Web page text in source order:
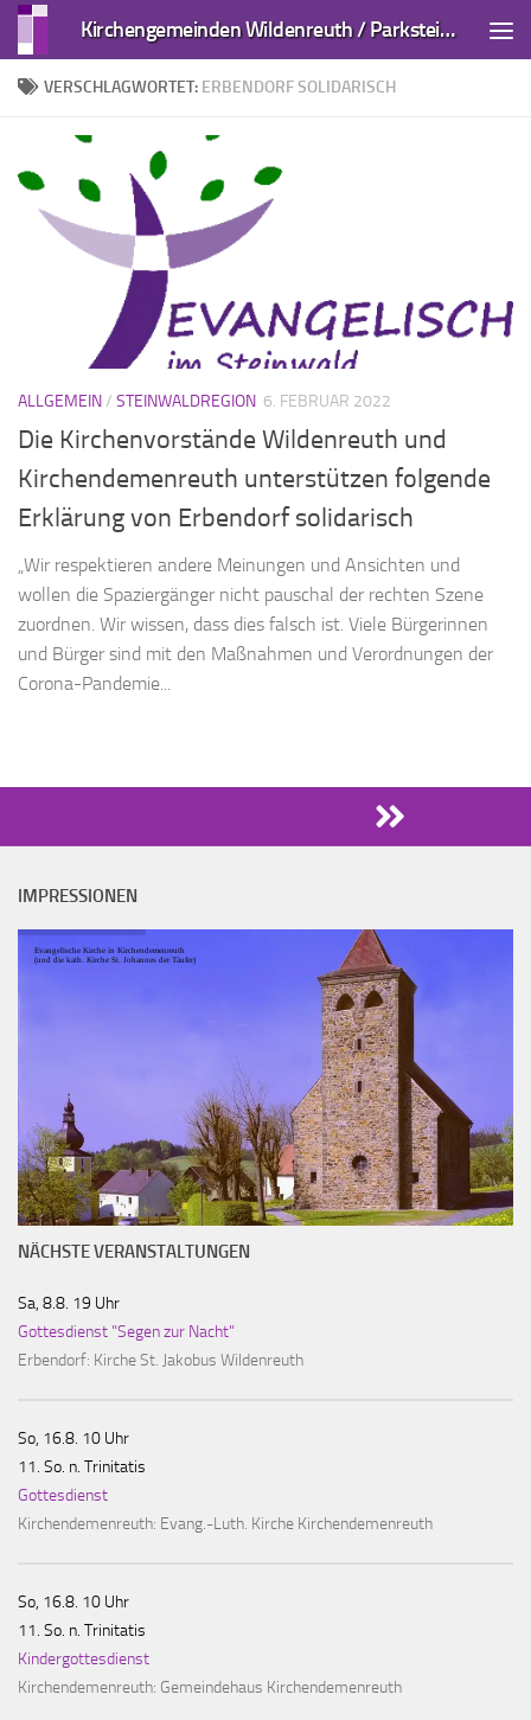
Zum Inhalt springen Kirchengemeinden Wildenreuth / Parkstein und Kirchendemenreuth
VERSCHLAGWORTET: ERBENDORF SOLIDARISCH
ALLGEMEIN/ STEINWALDREGION 6. FEBRUAR 2022
Die Kirchenvorstände Wildenreuth und
Kirchendemenreuth unterstützen folgende
Erklärung von Erbendorf solidarisch
„Wir respektieren andere Meinungen und Ansichten und
wollen die Spaziergänger nicht pauschal der rechten Szene
zuordnen. Wir wissen, dass dies falsch ist. Viele Bürgerinnen
und Bürger sind mit den Maßnahmen und Verordnungen der
Corona-Pandemie...
IMPRESSIONEN
Evangelische Kirche in Kirchendemenreuth
(und die kath. Kirche St. Johannes der Täufer)
NÄCHSTE VERANSTALTUNGEN
Sa, 8.8. 19 Uhr
Gottesdienst "Segen zur Nacht"
Erbendorf: Kirche St. Jakobus Wildenreuth
So, 16.8. 10 Uhr
11. So. n. Trinitatis
Gottesdienst
Kirchendemenreuth: Evang.-Luth. Kirche Kirchendemenreuth
So, 16.8. 10 Uhr
11. So. n. Trinitatis
Kindergottesdienst
Kirchendemenreuth: Gemeindehaus Kirchendemenreuth